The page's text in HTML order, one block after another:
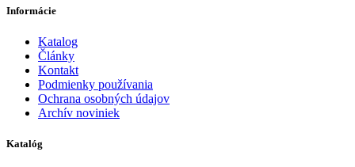
Informácie
Katalog
Články
Kontakt
Podmienky používania
Ochrana osobných údajov
Archív noviniek
Katalóg